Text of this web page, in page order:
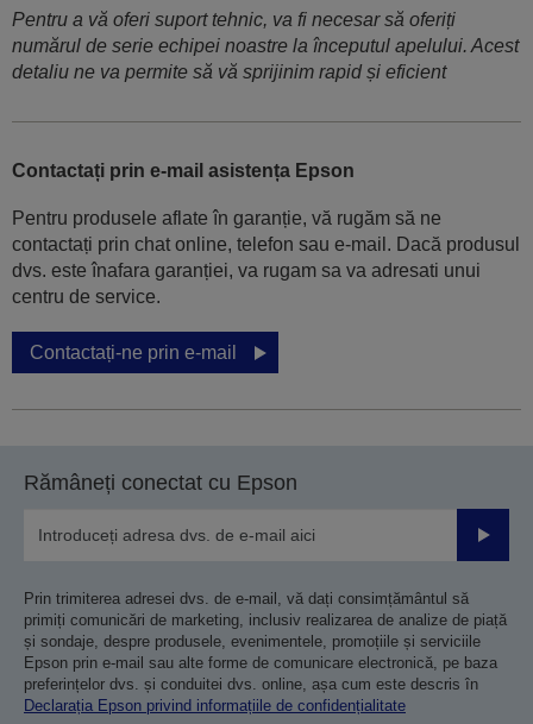
Pentru a vă oferi suport tehnic, va fi necesar să oferiți
numărul de serie echipei noastre la începutul apelului. Acest
detaliu ne va permite să vă sprijinim rapid și eficient
Contactați prin e-mail asistența Epson
Pentru produsele aflate în garanție, vă rugăm să ne
contactați prin chat online, telefon sau e-mail. Dacă produsul
dvs. este înafara garanției, va rugam sa va adresati unui
centru de service.
Contactați-ne prin e-mail
Rămâneți conectat cu Epson
Prin trimiterea adresei dvs. de e-mail, vă dați consimțământul să
primiți comunicări de marketing, inclusiv realizarea de analize de piață
și sondaje, despre produsele, evenimentele, promoțiile și serviciile
Epson prin e-mail sau alte forme de comunicare electronică, pe baza
preferințelor dvs. și conduitei dvs. online, așa cum este descris în
Declarația Epson privind informațiile de confidențialitate